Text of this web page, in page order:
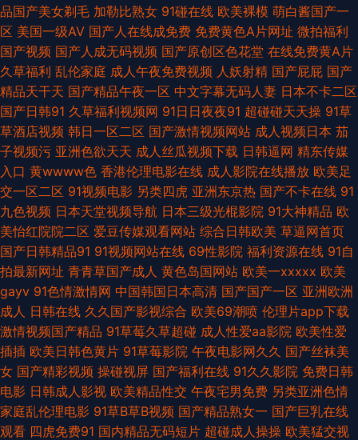
免费 超碰在线地址页面 丰满少妇综合网 韩国电影片 九九热有精品 久草首页
老司机 麻豆午夜福利影院 欧美浮力影院 五月瑟瑟夜夜 亚洲青娱乐avi 91地
址入口网页 91人妻人人爽 97国产 wwwwww日本 超碰超逼 超碰自慰 国产
精品电 韩国AA片 九九热超碰精品 伦理片网址 免费观看91视频 欧美一欧二
欧肏屄 日本视频a 日姜女BB 微拍92 午夜资源男人网 在线直播91 91免费在
线 91伊人超碰 97精品 99热超碰在线 国产精品久久成人 后入黑丝老阿姨 老
司机日日干 欧美激情网站 日韩国产在线 午夜福利tv 亚洲有码av在线 中日精
品色哟哟 91婷婷射 www97色色 成人性交免费视屏 国产伊人久久 久草福利
资源在线 欧美变态另类 青草激情网 日本不卡成人 深夜影院 午夜福利ac 性
综合网 最新91国产视频 91热视 91永久免费网站 波多野吉av 成人海角社区
国产操性 后入大屁股 久久福利资源 欧美东方夜午一区 日韩无码影视城 午夜
品国产美女剃毛 加勒比熟女 91碰在线 欧美裸模 萌白酱国产一
区 美国一级AV 国产人在线成免费 免费黄色A片网址 微拍福利
国产视频 国产人成无码视频 国产原创区色花堂 在线免费黄A片
久草福利 乱伦家庭 成人午夜免费视频 人妖射精 国产屁屁 国产
精品天干天 国产精品午夜一区 中文字幕无码人妻 日本不卡二区
国产日韩91 久草福利视频网 91日日夜夜91 超碰碰天天操 91草
草酒店视频 韩日一区二区 国产激情视频网站 成人视频日本 茄
子视频污 亚洲色欲天天 成人丝瓜视频下载 日韩逼网 精东传媒
入口 黄wwww色 香港伦理电影在线 成人影院在线播放 欧美足
交一区二区 91视频电影 另类四虎 亚洲东京热 国产不卡在线 91
九色视频 日本天堂视频导航 日本三级光棍影院 91大神精品 欧
美怡红院院二区 爱豆传媒观看网站 综合日韩欧美 草逼网首页
国产日韩精品91 91视频网站在线 69性影院 福利资源在线 91自
拍最新网址 青青草国产成人 黄色岛国网站 欧美一xxxxx 欧美
gayv 91色情激情网 中国韩国日本高清 国产国产一区 亚洲欧洲
成人 日韩在线 久久国产影视综合 欧美69潮喷 伦理片app下载
激情视频国产精品 91草莓久草超碰 成人性爱aa影院 欧美性爱
插插 欧美日韩色黄片 91草莓影院 午夜电影网久久 国产丝袜美
女 国产精彩视频 操碰视屏 国产福利在线 91久久影院 免费日韩
电影 日韩成人影视 欧美精品性交 午夜宅男免费 另类亚洲色情
家庭乱伦理电影 91草B草B视频 国产精品熟女一 国产巨乳在线
观看 四虎免费91 国内精品无码短片 超碰成人操操 欧美猛交视